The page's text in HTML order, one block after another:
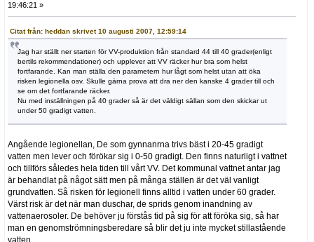
19:46:21 »
Citat från: heddan skrivet 10 augusti 2007, 12:59:14
Jag har ställt ner starten för VV-produktion från standard 44 till 40 grader(enligt
bertils rekommendationer) och upplever att VV räcker hur bra som helst
fortfarande. Kan man ställa den parametern hur lågt som helst utan att öka
risken legionella osv. Skulle gärna prova att dra ner den kanske 4 grader till och
se om det fortfarande räcker.
Nu med inställningen på 40 grader så är det väldigt sällan som den skickar ut
under 50 gradigt vatten.
Angående legionellan, De som gynnanrna trivs bäst i 20-45 gradigt
vatten men lever och förökar sig i 0-50 gradigt. Den finns naturligt i vattnet
och tillförs således hela tiden till vårt VV. Det kommunal vattnet antar jag
är behandlat på något sätt men på många ställen är det väl vanligt
grundvatten. Så risken för legionell finns alltid i vatten under 60 grader.
Värst risk är det när man duschar, de sprids genom inandning av
vattenaerosoler. De behöver ju förstås tid på sig för att föröka sig, så har
man en genomströmningsberedare så blir det ju inte mycket stillastående
vatten.